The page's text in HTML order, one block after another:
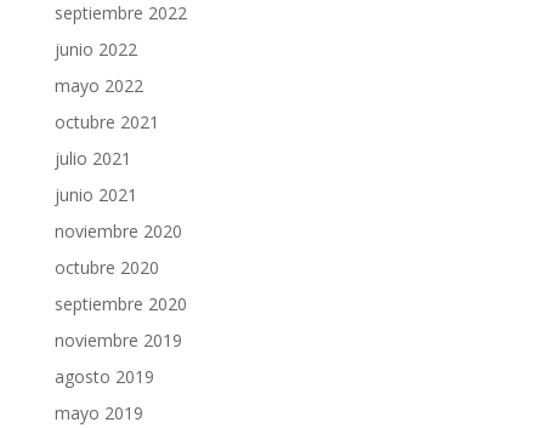
septiembre 2022
junio 2022
mayo 2022
octubre 2021
julio 2021
junio 2021
noviembre 2020
octubre 2020
septiembre 2020
noviembre 2019
agosto 2019
mayo 2019